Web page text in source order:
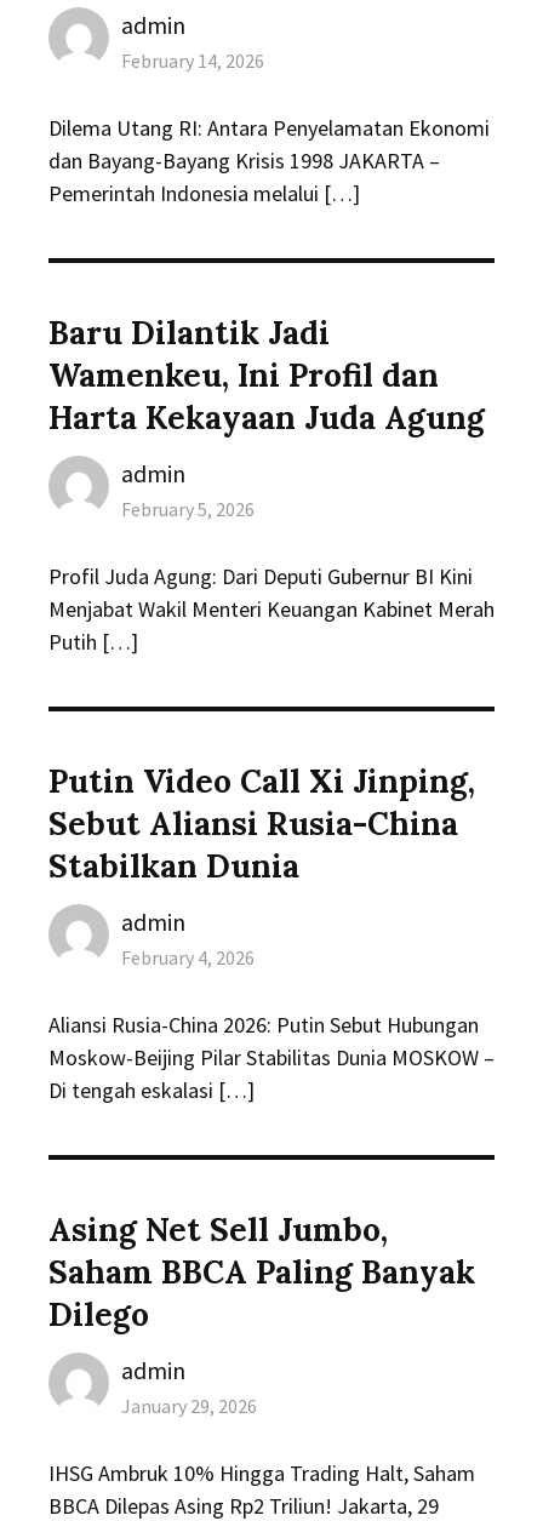
Author
admin
Posted
February 14, 2026
Dilema Utang RI: Antara Penyelamatan Ekonomi
dan Bayang-Bayang Krisis 1998 JAKARTA –
Pemerintah Indonesia melalui […]
Baru Dilantik Jadi
Wamenkeu, Ini Profil dan
Harta Kekayaan Juda Agung
Author
admin
Posted
February 5, 2026
Profil Juda Agung: Dari Deputi Gubernur BI Kini
Menjabat Wakil Menteri Keuangan Kabinet Merah
Putih […]
Putin Video Call Xi Jinping,
Sebut Aliansi Rusia-China
Stabilkan Dunia
Author
admin
Posted
February 4, 2026
Aliansi Rusia-China 2026: Putin Sebut Hubungan
Moskow-Beijing Pilar Stabilitas Dunia MOSKOW –
Di tengah eskalasi […]
Asing Net Sell Jumbo,
Saham BBCA Paling Banyak
Dilego
Author
admin
Posted
January 29, 2026
IHSG Ambruk 10% Hingga Trading Halt, Saham
BBCA Dilepas Asing Rp2 Triliun! Jakarta, 29